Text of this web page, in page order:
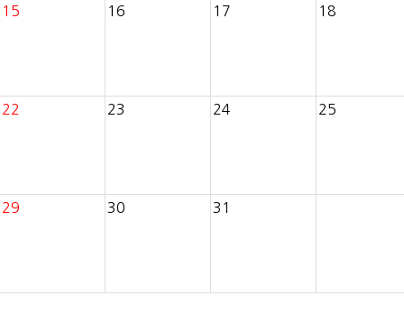
15 16 17 18
22 23 24 25
29 30 31